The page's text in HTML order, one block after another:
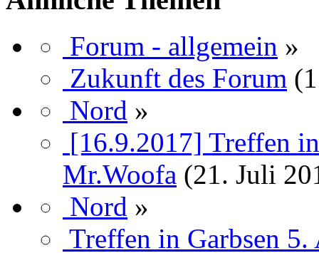
Forum - allgemein »
Zukunft des Forum
Nord »
[16.9.2017] Treffen
Mr.Woofa (21. Juli
Nord »
Treffen in Garbsen